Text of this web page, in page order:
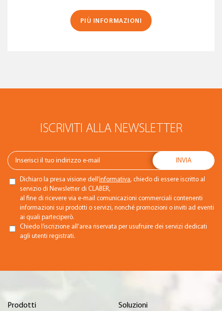
PIÙ INFORMAZIONI
ISCRIVITI ALLA NEWSLETTER
Dichiaro la presa visione dell’informativa, chiedo di essere iscritto al
servizio di Newsletter di CLABER,
al fine di ricevere via e-mail comunicazioni commerciali contenenti
informazioni sui prodotti o servizi, nonché promozioni o inviti ad eventi
ai quali parteciperò.
Chiedo l’iscrizione all’area riservata per usufruire dei servizi dedicati
agli utenti registrati.
Prodotti
Soluzioni